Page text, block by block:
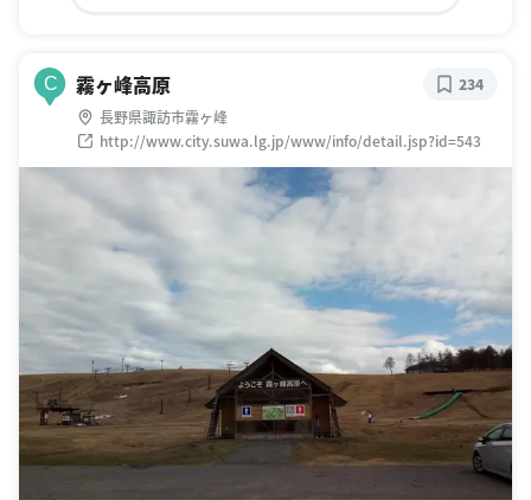
C 霧ヶ峰高原
長野県諏訪市霧ヶ峰
http://www.city.suwa.lg.jp/www/info/detail.jsp?id=543
234